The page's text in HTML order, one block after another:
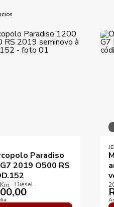
Ano mínimo
Paradiso
2019 O500 RS
Diesel